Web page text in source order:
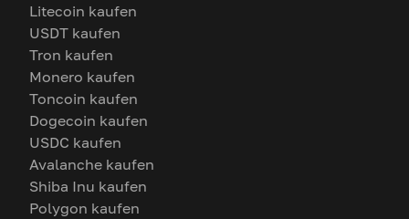
Litecoin kaufen
USDT kaufen
Tron kaufen
Monero kaufen
Toncoin kaufen
Dogecoin kaufen
USDC kaufen
Avalanche kaufen
Shiba Inu kaufen
Polygon kaufen